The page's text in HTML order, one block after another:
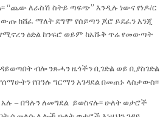
“ጨው ለራስሽ ስትይ ጣፍጭ” እንዲሉ ነውና የነዶ/ር
ከሸፈ ማለት ደግሞ የሰይጣን ጆሮ ይደፈን እንጂ
የሚኖረን ዕድል ከንፍሮ ወይም ከአሹቅ ጥሬ የመውጣት
ብሎ ንጹሓን ዜጎችን ቢገድል ወይ ቢያስገድል
የበዓሉ ግርማን አገዳደል በመጠኑ ላስታውስ፡፡
– በዓሉን ለመግደል ይወስናሉ፡፡ ሁለት ወታሮች